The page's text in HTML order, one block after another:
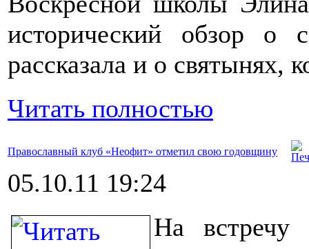
исторический обзор о
рассказала и о святынях,
Читать полностью
Православный клуб «Неофит» отметил свою годовщину
05.10.11 19:24
На